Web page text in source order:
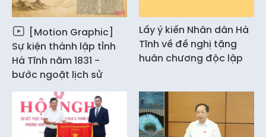
[Motion Graphic]
Sự kiện thành lập tỉnh
Hà Tĩnh năm 1831 -
bước ngoặt lịch sử
Lấy ý kiến Nhân dân Hà
Tĩnh về đề nghị tặng
huân chương độc lập